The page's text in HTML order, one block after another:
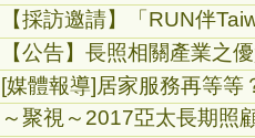
【採訪邀請】「RUN伴
【公告】長照相關產業之
[媒體報導]居家服務再等等
～聚視～2017亞太長期照